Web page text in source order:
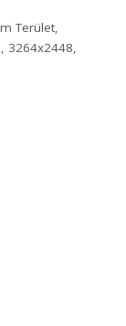
Terület,
3264x2448,